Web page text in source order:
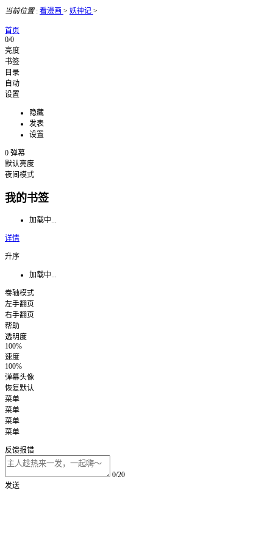
当前位置: 看漫画 > 妖神记 >
首页
0/0
亮度
书签
目录
自动
设置
隐藏
发表
设置
0 弹幕
默认亮度
夜间模式
我的书签
加载中...
详情
升序
加载中...
卷轴模式
左手翻页
右手翻页
帮助
透明度
100%
速度
100%
弹幕头像
恢复默认
菜单
菜单
菜单
菜单
反馈报错
0/20
发送